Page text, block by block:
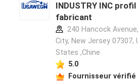
INDUSTRY INC profil
fabricant
240 Hancock
City, New Jersey 07307,
States ,Chine
5.0
Fournisseur vérifié